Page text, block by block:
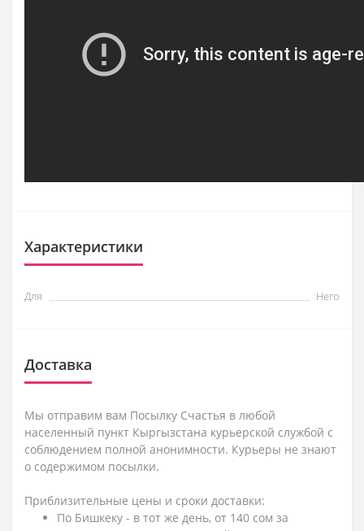
Характеристики
Для Него
Доставка
Мы отправим вам Посылку Счастья в любой
населенный пункт Кыргызстана курьерской службой с
соблюдением полной анонимности. Курьеры не знают
о содержимом посылки.
Приблизительные цены и сроки доставки:
По Бишкеку - в тот же день, от 140 сом за